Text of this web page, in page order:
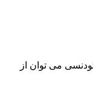
می توان از